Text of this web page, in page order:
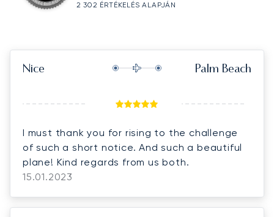
2 302 ÉRTÉKELÉS ALAPJÁN
Nice Palm Beach
I must thank you for rising to the challenge
of such a short notice. And such a beautiful
plane! Kind regards from us both.
15.01.2023